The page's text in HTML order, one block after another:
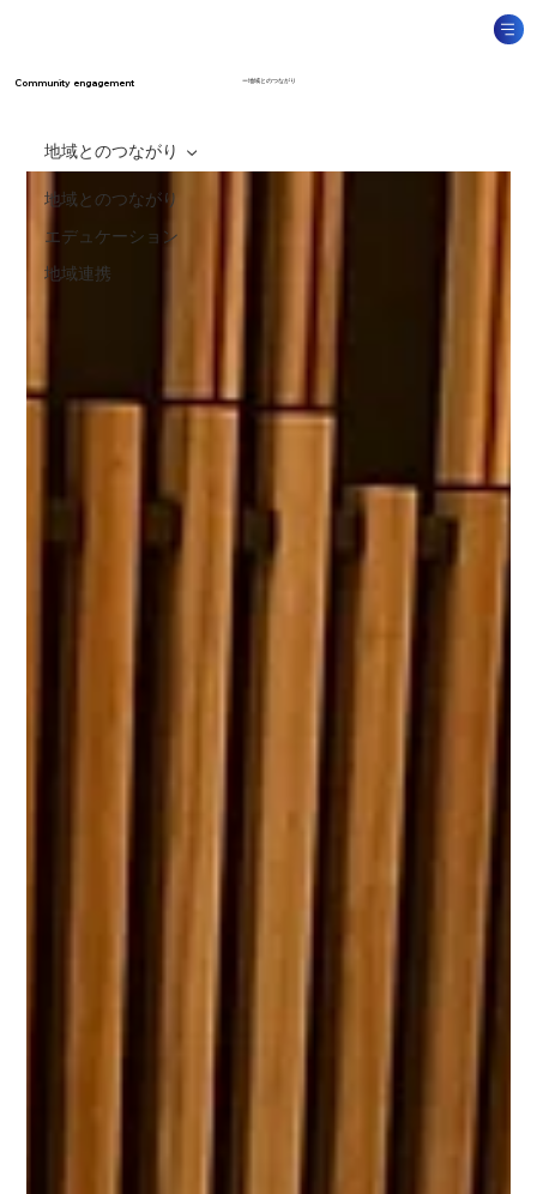
地域とのつながり
エデュケーション
地域連携
地域とのつながり
Community engagement ​ー地域とのつながり